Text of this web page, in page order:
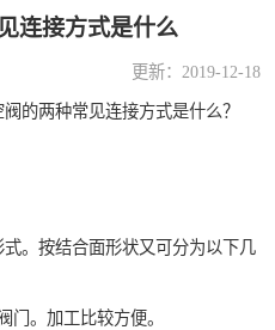
连接方式是什么
更新：2019-12-18
两种常见连接方式是什么？
。按结合面形状又可分为以下几
。加工比较方便。